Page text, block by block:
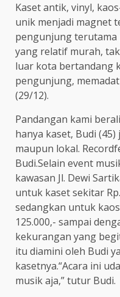
Kaset antik, vinyl,
unik menjadi magnet
pengunjung
yang relatif murah,
luar kota bertandang
pengunjung,
(29/12).
Pandangan kami
hanya kaset, Budi
maupun lokal.
Budi.Selain event
kawasan Jl. Dewi
untuk kaset sekitar
sedangkan untuk
125.000,- sampai
kekurangan yang
itu diamini oleh Budi
kasetnya.“Acara ini
musik aja,” tutur Budi.